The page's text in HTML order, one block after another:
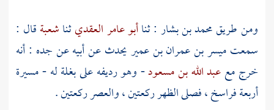
ومن طريقمحمد بن بشار : ثناأبو عامر العقديثناشعبةقال :
سمعتميسر بن عمران بن عميريحدث عن أبيه عن جده : أنه
خرج مععبد الله بن مسعود- وهو رديفه على بغلة له - مسيرة
أربعة فراسخ ، فصلى الظهر ركعتين ، والعصر ركعتين .